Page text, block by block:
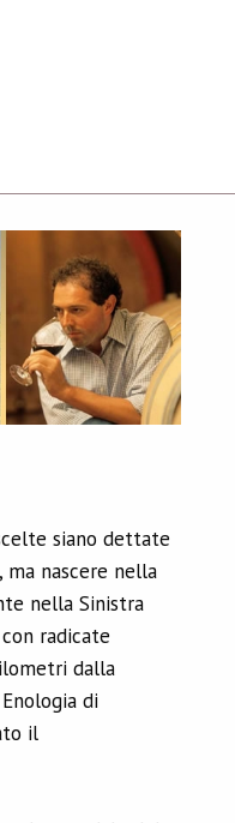
siano dettate
nascere nella
nella Sinistra
radicate
dalla
di
il